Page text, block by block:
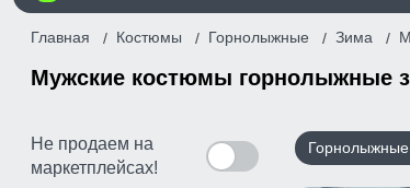
Главная Костюмы Горнолыжные Зима
Мужские костюмы горнолыжные
Не продаем на
маркетплейсах!
Горнолыжные